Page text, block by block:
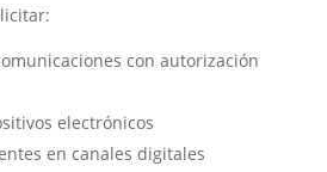
con autorización
electrónicos
en canales digitales